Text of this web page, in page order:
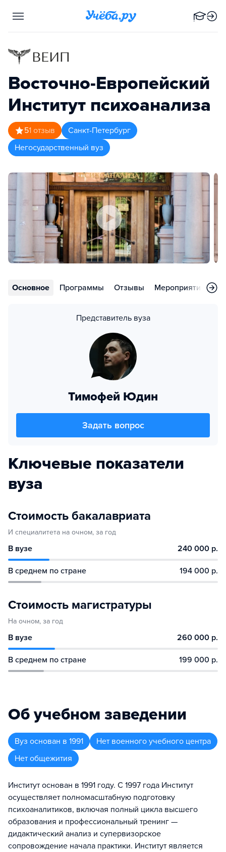
Восточно-Европейский
Институт психоанализа
51 отзыв
Санкт-Петербург
Негосударственный вуз
Основное Программы Отзывы Мероприятия
Представитель вуза
Тимофей Юдин
Задать вопрос
Ключевые показатели
вуза
Стоимость бакалавриата
И специалитета на очном, за год
В вузе 240 000 р.
В среднем по стране 194 000 р.
Стоимость магистратуры
На очном, за год
В вузе 260 000 р.
В среднем по стране 199 000 р.
Об учебном заведении
Вуз основан в 1991
Нет военного учебного центра
Нет общежития
Институт основан в 1991 году. С 1997 года Институт
осуществляет полномасштабную подготовку
психоаналитиков, включая полный цикла высшего
образования и профессиональный тренинг —
дидактический анализ и супервизорское
сопровождение начала практики. Институт является